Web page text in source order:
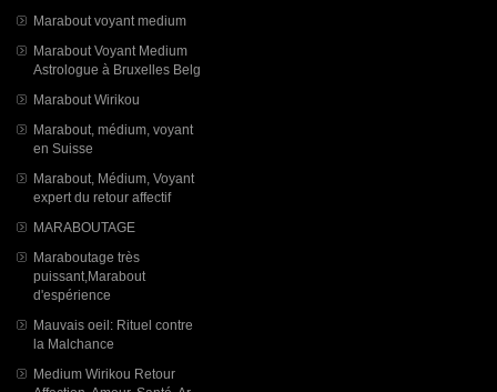
Marabout voyant medium
Marabout Voyant Medium
Astrologue à Bruxelles Belg
Marabout Wirikou
Marabout, médium, voyant
en Suisse
Marabout, Médium, Voyant
expert du retour affectif
MARABOUTAGE
Maraboutage très
puissant,Marabout
d'espérience
Mauvais oeil: Rituel contre
la Malchance
Medium Wirikou Retour